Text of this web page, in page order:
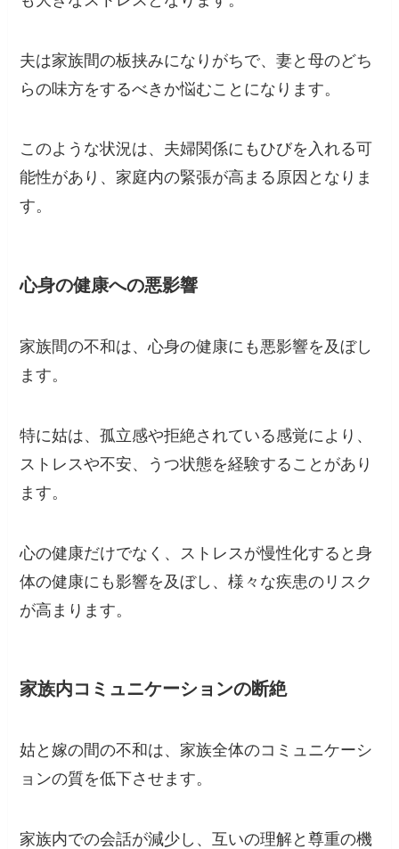
夫は家族間の板挟みになりがちで、妻と母のどち
らの味方をするべきか悩むことになります。
このような状況は、夫婦関係にもひびを入れる可
能性があり、家庭内の緊張が高まる原因となりま
す。
心身の健康への悪影響
家族間の不和は、心身の健康にも悪影響を及ぼし
ます。
特に姑は、孤立感や拒絶されている感覚により、
ストレスや不安、うつ状態を経験することがあり
ます。
心の健康だけでなく、ストレスが慢性化すると身
体の健康にも影響を及ぼし、様々な疾患のリスク
が高まります。
家族内コミュニケーションの断絶
姑と嫁の間の不和は、家族全体のコミュニケーシ
ョンの質を低下させます。
家族内での会話が減少し、互いの理解と尊重の機